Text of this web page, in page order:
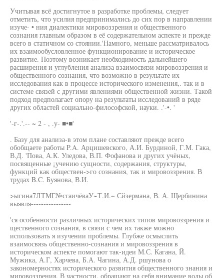
Учитывая всё достигнутое в разработке проблемы, следует
отметить, что усилия предпринимались до сих пор в направлении
изуче- • ния диалектики мировоззрения и общественного
сознания главным образом в её содержательном аспекте и прежде
всего в статичном со стоянии.'Намного, меньше рассматривалось
их взаимообусловленное функционирование и историческое
развитие. Поэтому возникает необходимость дальнейшего
расширения и углубления анализа взаимосвязи мировоззрения и
общественного сознания, что возможно в результате их
исследования как в процессе исторического изменения,. так и в
системе связей с другими явлениями общественной жизни. Такой
подход предполагает опору на результаты исследований в ряде
других областей социально-философской, науки. .'-•. '
'-г-.'.-- ~ 2 - , .у- ■•■'
. Базу для анализа-в этом плане составляют прежде всего
обобщаете работы P.A. Арцишевского, А.И. Бурдиной, Г.М. Гака,
В.Д. 'Пова, А.К. Уледова, В.П. Фофанова и других учёных,
посвященные ¡учению сущности, содержания, структуры,
функций как обществен->го сознания, так и мировоззрения. В
трудах B.C. Буянова, В.И.
>ыгина7ЛТМГ№сгаичёваУ~Т.И.~ Сйзермана, В. А. Щербинина
выявля----------------
'ся особенности различных исторических типов мировоззрения и
щественного сознания, в связи с чем их также можно
использовать я изучении проблемы. Глубже осмыслить
взаимосвязь общественно-сознания и мировоззрения в
историческом аспекте помогают так-идеи М.С. Кагана, Й.
Мужика, А.Г, Харчева, Б.А. Чагина, А.Д. ршунова о
закономерностях исторического развития общественного знания и
мировоззрения. В частности, обращают на себя внимание воды об